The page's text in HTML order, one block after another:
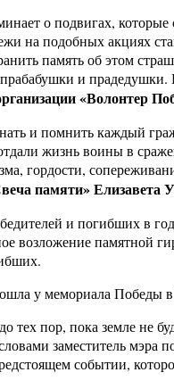
о подвигах,
на подобных акциях
память об этом
и
«Волонтер
и помнить каждый
жизнь воины в
гордости,
памяти» Елизавета
и погибших в
возложение памятной
у мемориала Победы
тех пор, пока земле не
заместитель
событии,